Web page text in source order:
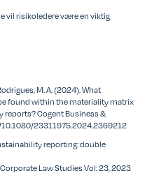
vil risikoledere være en viktig
M. A. (2024). What
found within the materiality matrix
reports? Cogent Business &
23311975.2024.2369212
reporting: double
Law Studies Vol: 23, 2023